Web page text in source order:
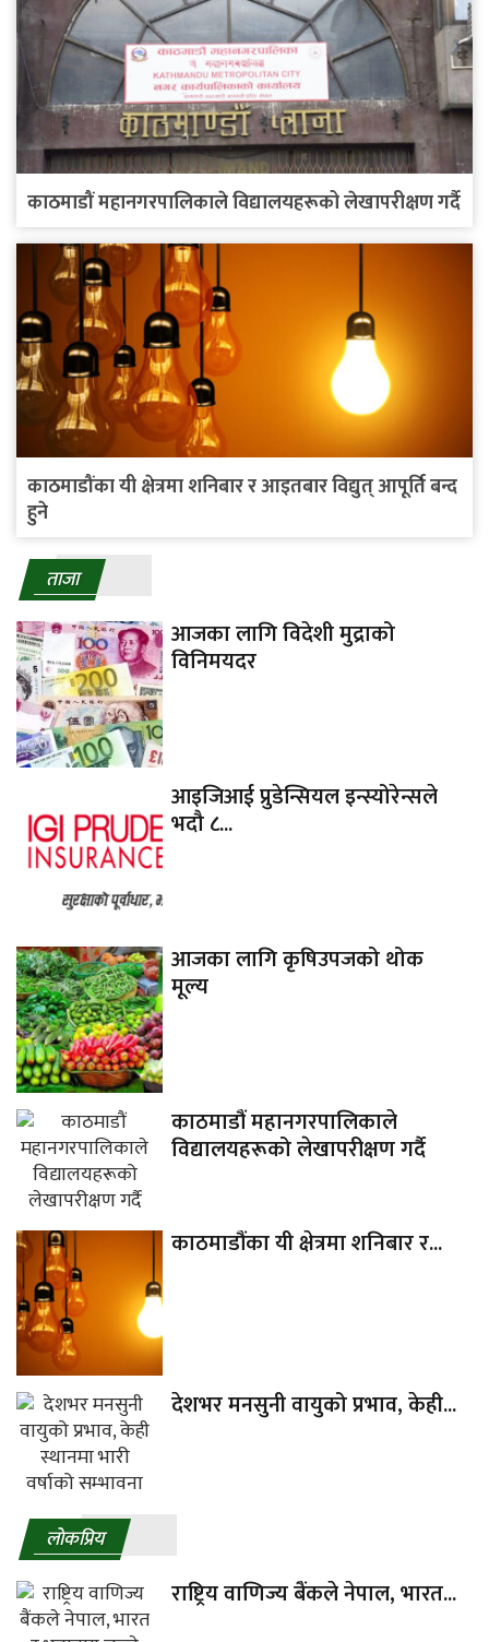
काठमाडौं महानगरपालिकाले विद्यालयहरूको लेखापरीक्षण गर्दै
काठमाडौंका यी क्षेत्रमा शनिबार र आइतबार विद्युत् आपूर्ति बन्द
हुने
ताजा
आजका लागि विदेशी मुद्राको
विनिमयदर
आइजिआई प्रुडेन्सियल इन्स्योरेन्सले
भदौ ८...
आजका लागि कृषिउपजको थोक
मूल्य
काठमाडौं महानगरपालिकाले
विद्यालयहरूको लेखापरीक्षण गर्दै
काठमाडौंका यी क्षेत्रमा शनिबार र...
देशभर मनसुनी वायुको प्रभाव, केही...
लाेकप्रिय
राष्ट्रिय वाणिज्य बैंकले नेपाल, भारत...